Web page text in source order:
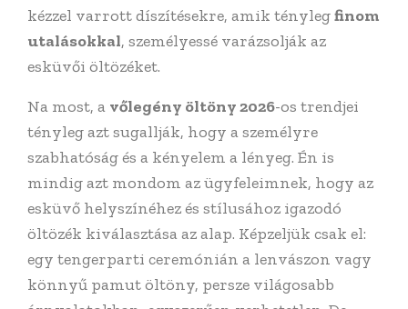
kézzel varrott díszítésekre, amik ténylegfinom
utalásokkal, személyessé varázsolják az
esküvői öltözéket.
Na most, a vőlegény öltöny 2026-os trendjei
tényleg azt sugallják, hogy a személyre
szabhatóság és a kényelem a lényeg. Én is
mindig azt mondom az ügyfeleimnek, hogy az
esküvő helyszínéhez és stílusához igazodó
öltözék kiválasztása az alap. Képzeljük csak el:
egy tengerparti ceremónián a lenvászon vagy
könnyű pamut öltöny, persze világosabb